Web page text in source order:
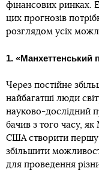
фінансових ринках.
цих прогнозів
розглядом усіх
1. «Манхеттенський
Через постійне
найбагатші люди
науково-дослідний
бачив з того часу,
США створити
збільшити
для проведення